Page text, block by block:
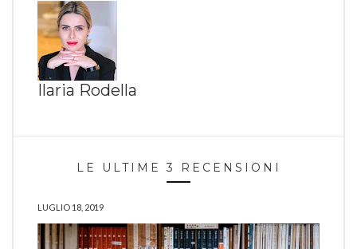
Ilaria Rodella
LE ULTIME 3 RECENSIONI
LUGLIO 18, 2019